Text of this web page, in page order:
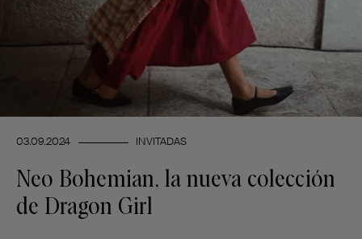
03.09.2024 INVITADAS
Neo Bohemian, la nueva colección
de Dragon Girl